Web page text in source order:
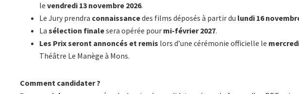
le vendredi 13 novembre 2026.
Le Jury prendra connaissancedes films déposés à partir du lundi 16
La sélection finalesera opérée pour mi-février 2027.
Les Prix seront annoncés et remis lors d’une cérémonie officielle le
Théâtre Le Manège à Mons.
Comment candidater ?